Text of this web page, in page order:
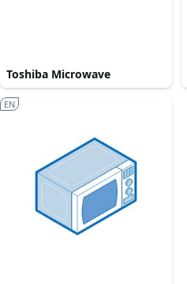
Toshiba Microwave
EN